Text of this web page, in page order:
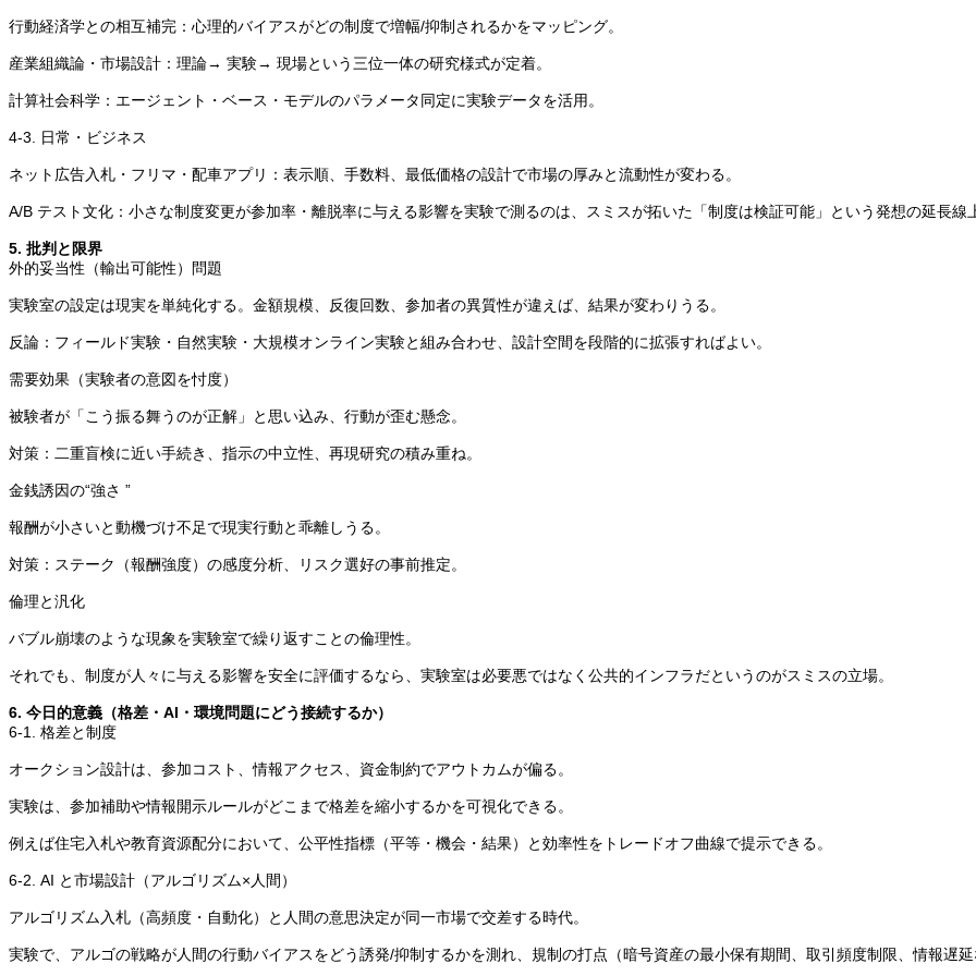
行動経済学との相互補完：心理的バイアスがどの制度で増幅/抑制されるかをマッピング。
産業組織論・市場設計：理論→ 実験→ 現場という三位一体の研究様式が定着。
計算社会科学：エージェント・ベース・モデルのパラメータ同定に実験データを活用。
4-3. 日常・ビジネス
ネット広告入札・フリマ・配車アプリ：表示順、手数料、最低価格の設計で市場の厚みと流動性が変わる。
A/B テスト文化：小さな制度変更が参加率・離脱率に与える影響を実験で測るのは、スミスが拓いた「制度は検証可能」という発想の延長線
5. 批判と限界
外的妥当性（輸出可能性）問題
実験室の設定は現実を単純化する。金額規模、反復回数、参加者の異質性が違えば、結果が変わりうる。
反論：フィールド実験・自然実験・大規模オンライン実験と組み合わせ、設計空間を段階的に拡張すればよい。
需要効果（実験者の意図を忖度）
被験者が「こう振る舞うのが正解」と思い込み、行動が歪む懸念。
対策：二重盲検に近い手続き、指示の中立性、再現研究の積み重ね。
金銭誘因の“強さ ”
報酬が小さいと動機づけ不足で現実行動と乖離しうる。
対策：ステーク（報酬強度）の感度分析、リスク選好の事前推定。
倫理と汎化
バブル崩壊のような現象を実験室で繰り返すことの倫理性。
それでも、制度が人々に与える影響を安全に評価するなら、実験室は必要悪ではなく公共的インフラだというのがスミスの立場。
6. 今日的意義（格差・AI・環境問題にどう接続するか）
6-1. 格差と制度
オークション設計は、参加コスト、情報アクセス、資金制約でアウトカムが偏る。
実験は、参加補助や情報開示ルールがどこまで格差を縮小するかを可視化できる。
例えば住宅入札や教育資源配分において、公平性指標（平等・機会・結果）と効率性をトレードオフ曲線で提示できる。
6-2. AI と市場設計（アルゴリズム×人間）
アルゴリズム入札（高頻度・自動化）と人間の意思決定が同一市場で交差する時代。
実験で、アルゴの戦略が人間の行動バイアスをどう誘発/抑制するかを測れ、規制の打点（暗号資産の最小保有期間、取引頻度制限、情報遅延